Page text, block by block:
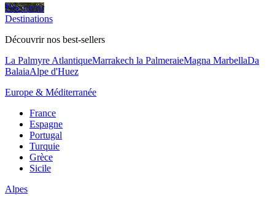
Découvrir
Destinations
Découvrir nos best-sellers
La Palmyre AtlantiqueMarrakech la PalmeraieMagna MarbellaDa
BalaiaAlpe d'Huez
Europe & Méditerranée
France
Espagne
Portugal
Turquie
Grèce
Sicile
Alpes